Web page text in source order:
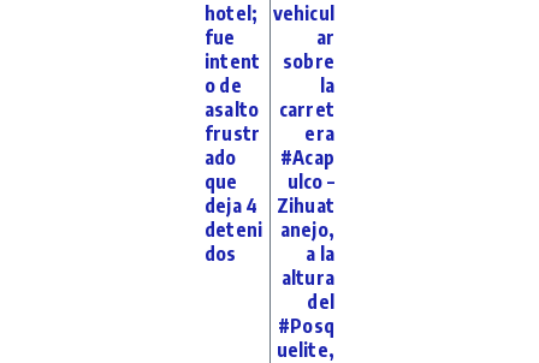
hotel;
fue
intent
o de
asalto
frustr
ado
que
deja 4
deteni
dos
vehicul
ar
sobre
la
carret
era
#Acap
ulco –
Zihuat
anejo,
a la
altura
del
#Posq
uelite,